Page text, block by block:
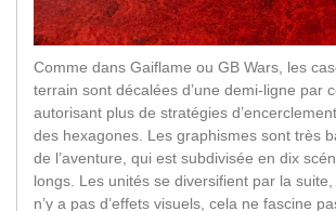
Comme dans Gaiflame ou GB Wars, les
terrain sont décalées d’une demi-ligne par
autorisant plus de stratégies
des hexagones. Les graphismes sont très
de l’aventure, qui est subdivisée en dix
longs. Les unités se diversifient par la
n’y a pas d’effets visuels, cela ne fascine